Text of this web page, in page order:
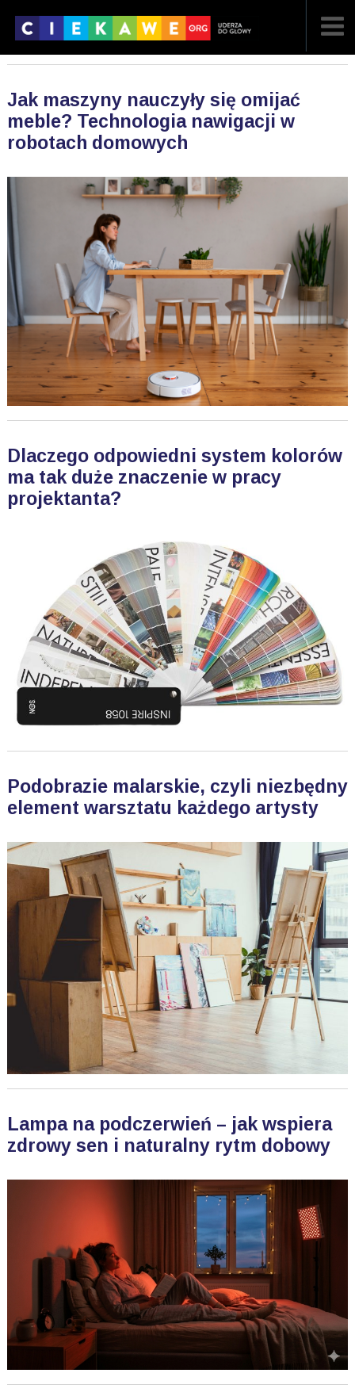
Jak maszyny nauczyły się omijać
meble? Technologia nawigacji w
robotach domowych
Dlaczego odpowiedni system kolorów
ma tak duże znaczenie w pracy
projektanta?
Podobrazie malarskie, czyli niezbędny
element warsztatu każdego artysty
Lampa na podczerwień – jak wspiera
zdrowy sen i naturalny rytm dobowy
POPULARNE
LOSOWE
A ARTYKUŁY
FILMY
G GALERIA
KONTAKT